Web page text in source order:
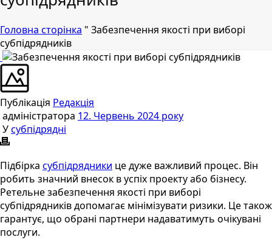
Головна сторінка " Забезпечення якості при виборі
субпідрядників
Публікація Редакція
адміністратора 12. Червень 2024 року
Усубпідрядні
Підбірка субпідрядники це дуже важливий процес. Він
робить значний внесок в успіх проекту або бізнесу.
Ретельне забезпечення якості при виборі
субпідрядників допомагає мінімізувати ризики. Це також
гарантує, що обрані партнери надаватимуть очікувані
послуги.